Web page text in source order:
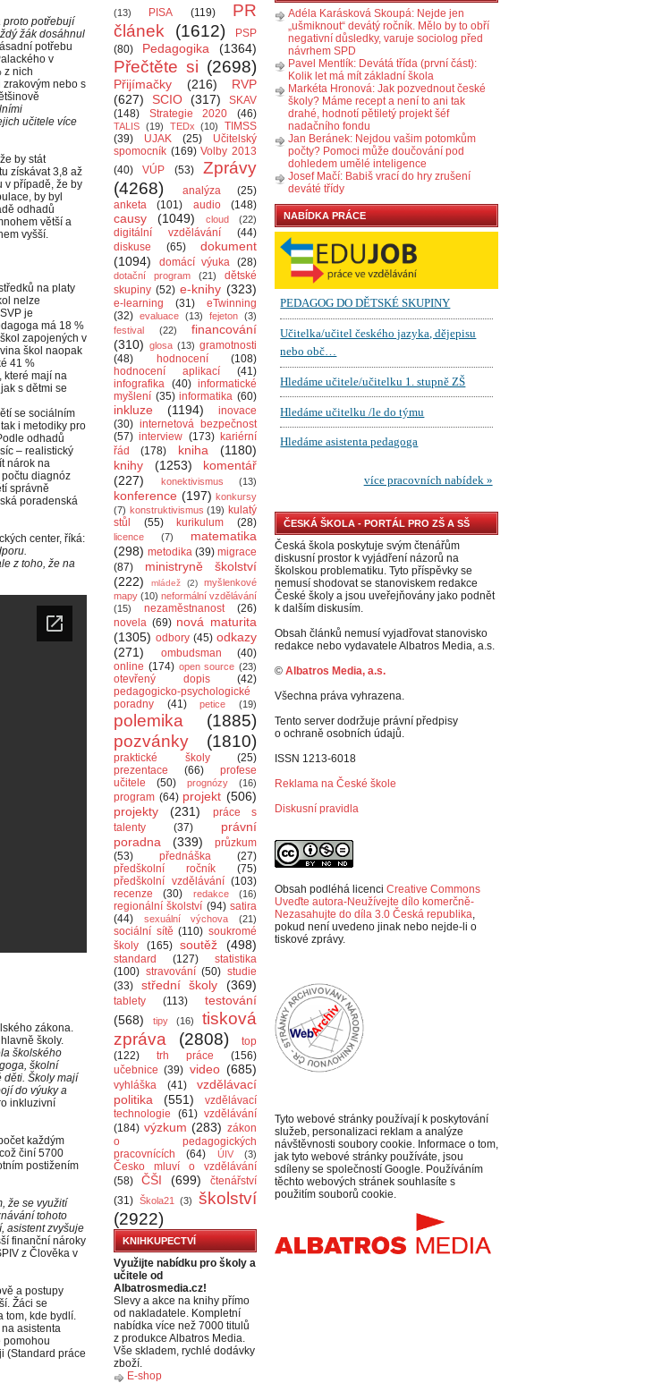
proto potřebují
žák dosáhnul
potřebu
v
z nich
nebo s
učitele více
by stát
získávat 3,8 až
v případě, že by
by byl
odhadů
větší a
vyšší.
na platy
nelze
je
má 18 %
zapojených v
škol naopak
41 %
které mají na
s dětmi se
se sociálním
i metodiky pro
odhadů
– realistický
nárok na
diagnóz
správně
poradenská
center, říká:
z toho, že na
zákona.
školy.
školského
školní
děti. Školy mají
do výuky a
inkluzivní
každým
činí 5700
postižením
že se využití
tohoto
asistent zvyšuje
finanční nároky
z Člověka v
a postupy
Žáci se
tom, kde bydlí.
asistenta
pomohou
(Standard práce
(13)
PISA (119)
PR
článek
(1612)
PSP
(80)
Pedagogika (1364)
Přečtěte si (2698)
Přijímačky (216)
RVP
(627)
SCIO (317)
SKAV
(148)
Strategie 2020 (46)
TALIS (19) TEDx (10)
TIMSS
(39)
UJAK (25)
Učitelský
spomocník (169) Volby 2013
(40)
VÚP (53)
Zprávy
(4268)
analýza
(25)
anketa
(101) audio (148)
causy (1049) cloud (22)
digitální vzdělávání
(44)
diskuse
(65)
dokument
(1094)
domácí výuka (28)
dotační program (21)
dětské
skupiny (52) e-knihy (323)
e-learning (31)
eTwinning
(32) evaluace (13) fejeton (3)
festival
(22)
financování
(310) glosa (13) gramotnosti
(48)
hodnocení
(108)
hodnocení aplikací
(41)
infografika (40) informatické
myšlení (35) informatika (60)
inkluze (1194)
inovace
(30) internetová bezpečnost
(57) interview (173) kariérní
řád
(178) kniha
(1180)
knihy
(1253)
komentář
(227)
konektivismus (13)
konference (197) konkursy
(7) konstruktivismus (19) kulatý
stůl
(55) kurikulum (28)
licence (7)
matematika
(298) metodika (39) migrace
(87)
ministryně školství
(222)
mládež (2)
myšlenkové
mapy (10) neformální vzdělávání
(15)
nezaměstnanost
(26)
novela (69) nová maturita
(1305) odbory (45) odkazy
(271)
ombudsman
(40)
online (174) open source (23)
otevřený dopis
(42)
pedagogicko-psychologické
poradny
(41) petice (19)
polemika
(1885)
pozvánky
(1810)
praktické školy
(25)
prezentace
(66)
profese
učitele
(50) prognózy (16)
program (64) projekt (506)
projekty
(231)
práce s
talenty
(37)
právní
poradna
(339)
průzkum
(53)
přednáška
(27)
předškolní ročník
(75)
předškolní vzdělávání (103)
recenze
(30) redakce (16)
regionální školství (94) satira
(44)
sexuální výchova (21)
sociální sítě (110) soukromé
školy
(165) soutěž (498)
standard (127)
statistika
(100) stravování (50) studie
(33)
střední školy (369)
tablety (113)
testování
(568)
tipy (16)
tisková
zpráva
(2808)
top
(122)
trh práce
(156)
učebnice (39) video (685)
vyhláška (41)
vzdělávací
politika
(551)
vzdělávací
technologie
(61) vzdělávání
(184) výzkum (283) zákon
o pedagogických
pracovnících
(64) ÚIV (3)
Česko mluví o vzdělávání
(58)
ČŠI (699)
čtenářství
(31) Škola21 (3)
školství
(2922)
KNIHKUPECTVÍ
Využijte nabídku pro školy a
učitele od
Albatrosmedia.cz!
Slevy a akce na knihy přímo
od nakladatele. Kompletní
nabídka více než 7000 titulů
z produkce Albatros Media.
Vše skladem, rychlé dodávky
zboží.
E-shop
Adéla Karásková Skoupá: Nejde jen
„ušmiknout“ devátý ročník. Mělo by to obří
negativní důsledky, varuje sociolog před
návrhem SPD
Pavel Mentlík: Devátá třída (první část):
Kolik let má mít základní škola
Markéta Hronová: Jak pozvednout české
školy? Máme recept a není to ani tak
drahé, hodnotí pětiletý projekt šéf
nadačního fondu
Jan Beránek: Nejdou vašim potomkům
počty? Pomoci může doučování pod
dohledem umělé inteligence
Josef Mačí: Babiš vrací do hry zrušení
deváté třídy
NABÍDKA PRÁCE
ČESKÁ ŠKOLA - PORTÁL PRO ZŠ A SŠ
Česká škola poskytuje svým čtenářům
diskusní prostor k vyjádření názorů na
školskou problematiku. Tyto příspěvky se
nemusí shodovat se stanoviskem redakce
České školy a jsou uveřejňovány jako podnět
k dalším diskusím.
Obsah článků nemusí vyjadřovat stanovisko
redakce nebo vydavatele Albatros Media, a.s.
© Albatros Media, a.s.
Všechna práva vyhrazena.
Tento server dodržuje právní předpisy
o ochraně osobních údajů.
ISSN 1213-6018
Reklama na České škole
Diskusní pravidla
Obsah podléhá licenci Creative Commons
Uveďte autora-Neužívejte dílo komerčně-
Nezasahujte do díla 3.0 Česká republika,
pokud není uvedeno jinak nebo nejde-li o
tiskové zprávy.
Tyto webové stránky používají k poskytování
služeb, personalizaci reklam a analýze
návštěvnosti soubory cookie. Informace o tom,
jak tyto webové stránky používáte, jsou
sdíleny se společností Google. Používáním
těchto webových stránek souhlasíte s
použitím souborů cookie.